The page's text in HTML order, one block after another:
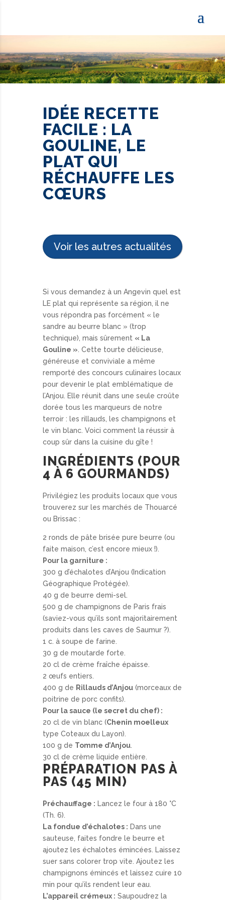
IDÉE RECETTE
FACILE : LA
GOULINE, LE
PLAT QUI
RÉCHAUFFE LES
CŒURS
Voir les autres actualités
Si vous demandez à un Angevin quel est
LE plat qui représente sa région, il ne
vous répondra pas forcément « le
sandre au beurre blanc » (trop
technique), mais sûrement « La
Gouline » . Cette tourte délicieuse,
généreuse et conviviale a même
remporté des concours culinaires locaux
pour devenir le plat emblématique de
l’Anjou. Elle réunit dans une seule croûte
dorée tous les marqueurs de notre
terroir : les rillauds, les champignons et
le vin blanc. Voici comment la réussir à
coup sûr dans la cuisine du gîte !
INGRÉDIENTS (POUR
4 À 6 GOURMANDS)
Privilégiez les produits locaux que vous
trouverez sur les marchés de Thouarcé
ou Brissac :
2 ronds de pâte brisée pure beurre (ou
faite maison, c’est encore mieux !).
Pour la garniture :
300 g d’échalotes d’Anjou (Indication
Géographique Protégée).
40 g de beurre demi-sel.
500 g de champignons de Paris frais
(saviez-vous qu’ils sont majoritairement
produits dans les caves de Saumur ?).
1 c. à soupe de farine.
30 g de moutarde forte.
20 cl de crème fraîche épaisse.
2 œufs entiers.
400 g de Rillauds d’Anjou(morceaux de
poitrine de porc confits).
Pour la sauce (le secret du chef) :
20 cl de vin blanc (Chenin moelleux
type Coteaux du Layon).
100 g de Tomme d’Anjou.
30 cl de crème liquide entière.
PRÉPARATION PAS À
PAS (45 MIN)
Préchauffage : Lancez le four à 180 °C
(Th. 6).
La fondue d’échalotes : Dans une
sauteuse, faites fondre le beurre et
ajoutez les échalotes émincées. Laissez
suer sans colorer trop vite. Ajoutez les
champignons émincés et laissez cuire 10
min pour qu’ils rendent leur eau.
L’appareil crémeux : Saupoudrez la